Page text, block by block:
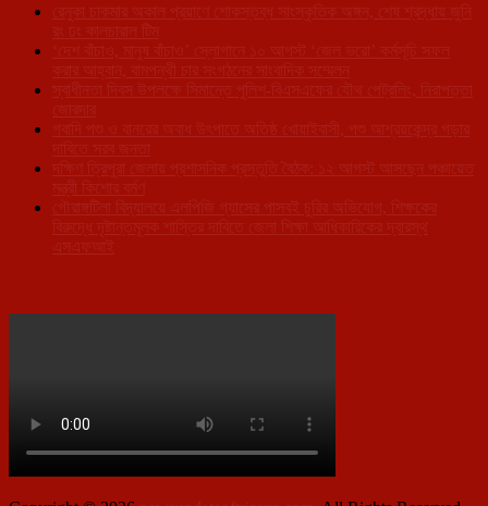
রেনুকা চাকমার অকাল প্রয়াণে শোকস্তব্ধ সাংস্কৃতিক অঙ্গন, শেষ শ্রদ্ধায় জুনি
রং ঢং কালচারাল টিম
‘দেশ বাঁচাও, মানুষ বাঁচাও’ স্লোগানে ১০ আগস্ট ‘জেল ভরো’ কর্মসূচি সফল
করার আহ্বান, বামপন্থী চার সংগঠনের সাংবাদিক সম্মেলন
স্বাধীনতা দিবস উপলক্ষে সিমান্তে পুলিশ-বিএসএফের যৌথ পেট্রলিং, নিরাপত্তা
জোরদার
গবাদি পশু ও বানরের অবাধ উৎপাতে অতিষ্ঠ খোয়াইবাসী, পশু আশ্রয়কেন্দ্র গড়ার
দাবিতে সরব জনতা
দক্ষিণ ত্রিপুরা জেলায় প্রশাসনিক প্রস্তুতি বৈঠক: ১২ আগস্ট আসছেন পঞ্চায়েত
মন্ত্রী কিশোর বর্মণ
গৌরাঙ্গটিলা বিদ্যালয়ে এলপিজি গ্যাসের পাসবই চুরির অভিযোগ, শিক্ষকের
বিরুদ্ধে দৃষ্টান্তমূলক শাস্তির দাবিতে জেলা শিক্ষা আধিকারিকের দ্বারস্থ
এসএফআই